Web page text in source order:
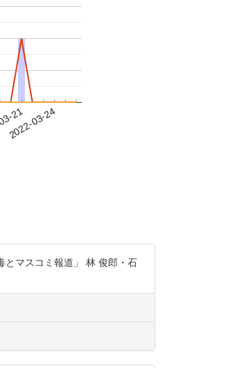
21
2022-03-24
とマスコミ報道」 林 俊郎・石